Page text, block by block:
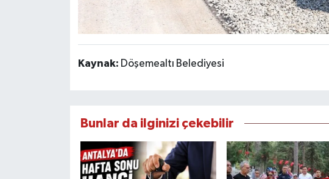
Kaynak: Döşemealtı Belediyesi
Bunlar da ilginizi çekebilir